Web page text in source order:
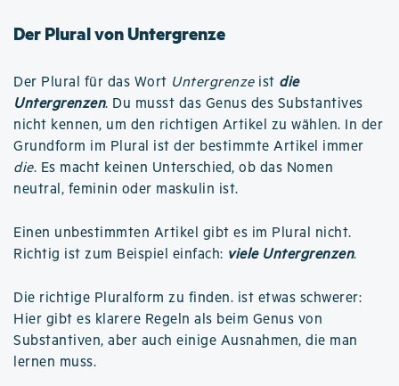
Der Plural von Untergrenze
Der Plural für das Wort Untergrenzeist die
Untergrenzen. Du musst das Genus des Substantives
nicht kennen, um den richtigen Artikel zu wählen. In der
Grundform im Plural ist der bestimmte Artikel immer
die. Es macht keinen Unterschied, ob das Nomen
neutral, feminin oder maskulin ist.
Einen unbestimmten Artikel gibt es im Plural nicht.
Richtig ist zum Beispiel einfach: viele Untergrenzen.
Die richtige Pluralform zu finden. ist etwas schwerer:
Hier gibt es klarere Regeln als beim Genus von
Substantiven, aber auch einige Ausnahmen, die man
lernen muss.